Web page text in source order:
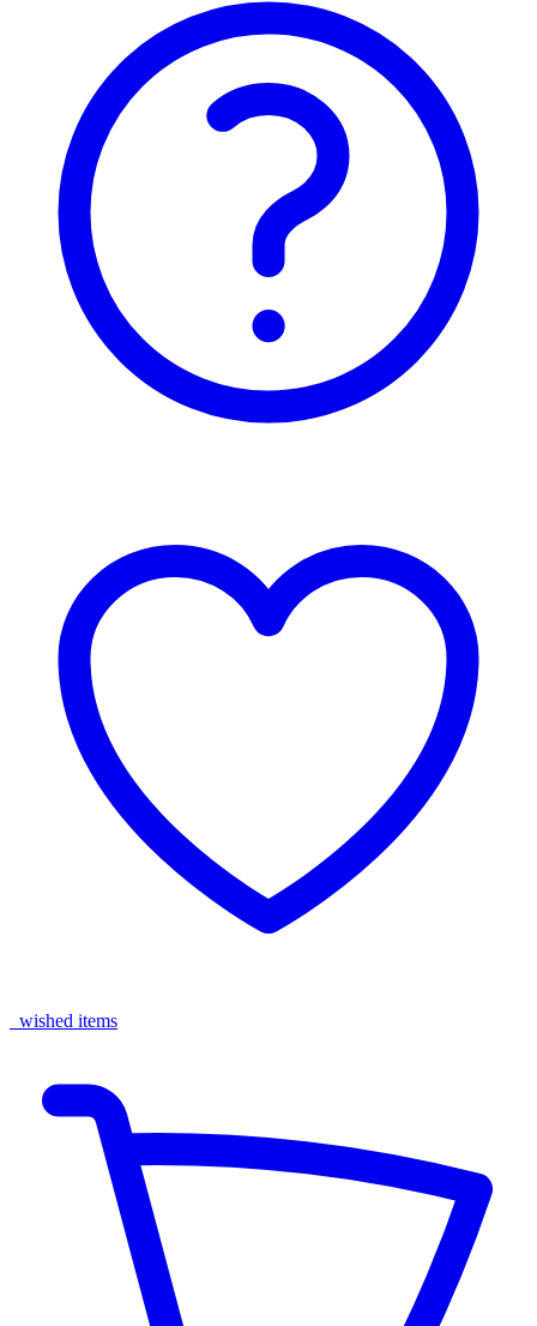
wished items